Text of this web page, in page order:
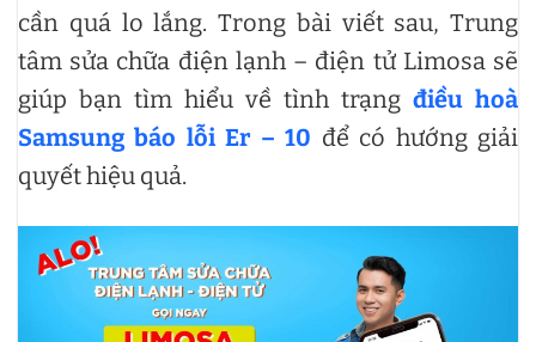
cần quá lo lắng. Trong bài viết sau, Trung
tâm sửa chữa điện lạnh – điện tử Limosa sẽ
giúp bạn tìm hiểu về tình trạng điều hoà
Samsung báo lỗi Er – 10 để có hướng giải
quyết hiệu quả.